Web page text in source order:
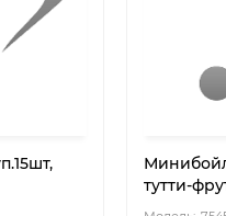
тутти-